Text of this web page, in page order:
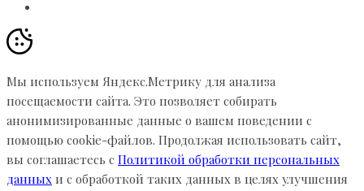
Мы используем Яндекс.Метрику для анализа
посещаемости сайта. Это позволяет собирать
анонимизированные данные о вашем поведении с
помощью cookie-файлов. Продолжая использовать сайт,
вы соглашаетесь с Политикой обработки персональных
данных и с обработкой таких данных в целях улучшения